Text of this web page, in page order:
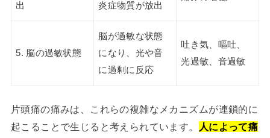
出
炎症物質が放出
5. 脳の過敏状態
脳が過敏な状態
になり、光や音
に過剰に反応
吐き気、嘔吐、
光過敏、音過敏
片頭痛の痛みは、これらの複雑なメカニズムが連鎖的に
起こることで生じると考えられています。
人によって痛